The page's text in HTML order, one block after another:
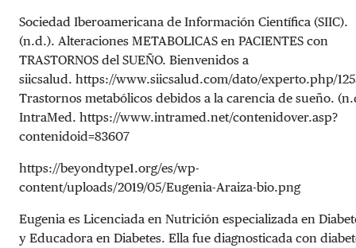
Sociedad Iberoamericana de Información Científica (SIIC).
(n.d.). Alteraciones METABOLICAS en PACIENTES con
TRASTORNOS del SUEÑO. Bienvenidos a
siicsalud. https://www.siicsalud.com/dato/experto.php/
Trastornos metabólicos debidos a la carencia de sueño.
IntraMed. https://www.intramed.net/contenidover.asp?
contenidoid=83607
https://beyondtype1.org/es/wp-
content/uploads/2019/05/Eugenia-Araiza-bio.png
Eugenia es Licenciada en Nutrición especializada en
y Educadora en Diabetes. Ella fue diagnosticada con